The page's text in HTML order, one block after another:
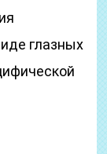
глазных